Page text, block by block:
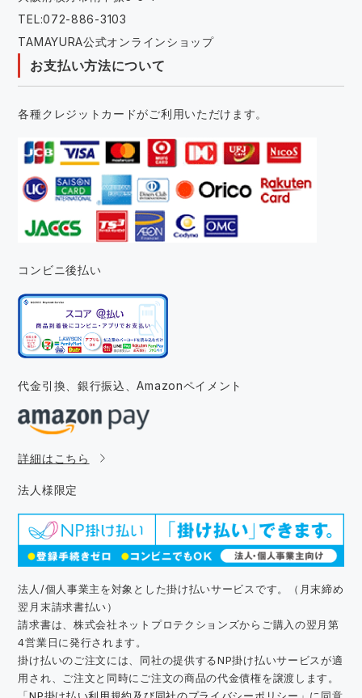
TEL:072-886-3103
TAMAYURA公式オンラインショップ
お支払い方法について
各種クレジットカードがご利用いただけます。
コンビニ後払い
代金引換、銀行振込、Amazonペイメント
詳細はこちら
法人様限定
法人/個人事業主を対象とした掛け払いサービスです。（月末締め
翌月末請求書払い）
請求書は、株式会社ネットプロテクションズからご購入の翌月第
4営業日に発行されます。
掛け払いのご注文には、同社の提供するNP掛け払いサービスが適
用され、ご注文と同時にご注文の商品の代金債権を譲渡します。